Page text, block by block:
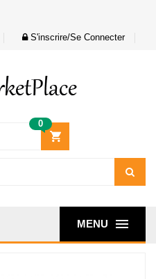
S'inscrire/Se Connecter
0
MENU